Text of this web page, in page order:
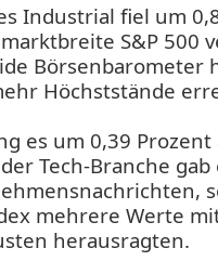
Industrial fiel um
S&P 500
Börsenbarometer
Höchststände
es um 0,39
Tech-Branche gab
mehrere Werte
herausragten.